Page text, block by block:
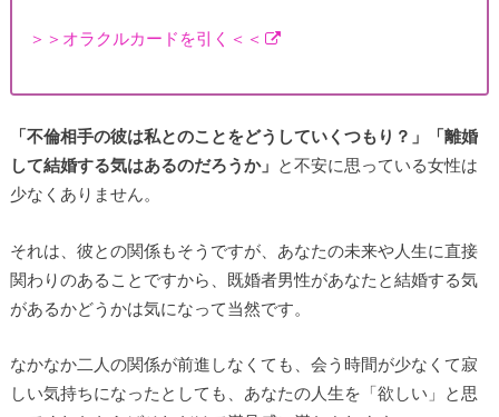
＞＞オラクルカードを引く＜＜
「不倫相手の彼は私とのことをどうしていくつもり？」「離婚
して結婚する気はあるのだろうか」 と不安に思っている女性は
少なくありません。
それは、彼との関係もそうですが、あなたの未来や人生に直接
関わりのあることですから、既婚者男性があなたと結婚する気
があるかどうかは気になって当然です。
なかなか二人の関係が前進しなくても、会う時間が少なくて寂
しい気持ちになったとしても、あなたの人生を「欲しい」と思